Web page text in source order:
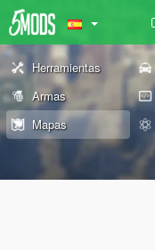
Herramientas
Armas
Mapas